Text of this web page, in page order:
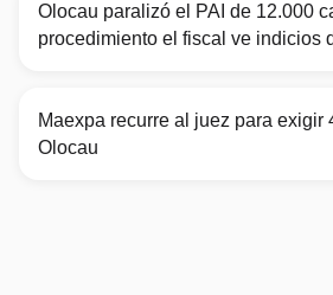
Olocau paralizó el PAI de 12.000
procedimiento el fiscal ve indicios
Maexpa recurre al juez para exigir
Olocau